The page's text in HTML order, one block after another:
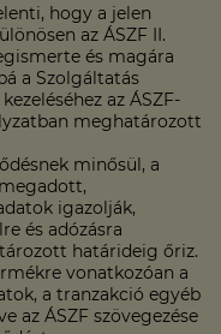
hogy a jelen
az ÁSZF II.
és magára
a Szolgáltatás
az ÁSZF-
meghatározott
minősül, a
igazolják,
és adózásra
határideig őriz.
vonatkozóan a
a tranzakció egyéb
az ÁSZF szövegezése